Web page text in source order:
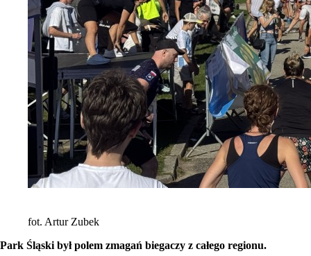
fot. Artur Zubek
Park Śląski był polem zmagań biegaczy z całego regionu.